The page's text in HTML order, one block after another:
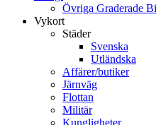
Övriga Graderade
Vykort
Städer
Svenska
Utländska
Affärer/butiker
Järnväg
Flottan
Militär